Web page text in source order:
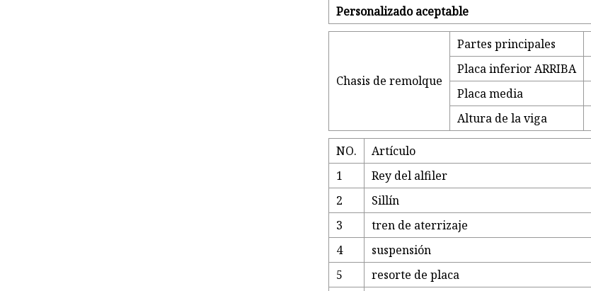
Personalizado aceptable
Chasis de remolque
Partes principales
Placa inferior ARRIBA
Placa media
Altura de la viga
NO. Artículo
1
Rey del alfiler
2
Sillín
3
tren de aterrizaje
4
suspensión
5
resorte de placa